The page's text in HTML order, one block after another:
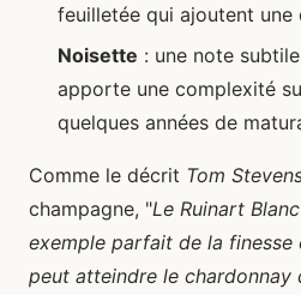
feuilletée qui ajoutent une
Noisette : une note
apporte une complexité
quelques années de
Comme le décrit Tom
champagne, "Le Ruinart
exemple parfait de la finesse
peut atteindre le chardonnay